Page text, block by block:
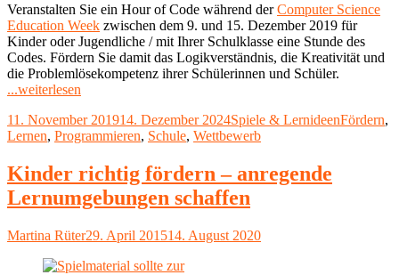
Veranstalten Sie ein Hour of Code während derComputer Science
Education Week zwischen dem 9. und 15. Dezember 2019 für
Kinder oder Jugendliche / mit Ihrer Schulklasse eine Stunde des
Codes. Fördern Sie damit das Logikverständnis, die Kreativität und
die Problemlösekompetenz ihrer Schülerinnen und Schüler.
...weiterlesen
Code:
Programmieren
Veröffentlicht
am
11. November 201914. Dezember 2024Kategorien
Spiele & LernideenFördern,
Lernen, Programmieren, Schule, Wettbewerb
Kinder richtig fördern – anregende
Lernumgebungen schaffen
Autor
Martina RüterVeröffentlicht
29. April 201514. August 2020